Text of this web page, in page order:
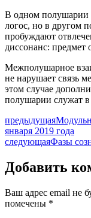
В одном полушарии
логос, но в другом
пробуждают
диссонанс: предмет
Межполушарное
не нарушает связь
этом случае
полушарии служат в
предыдущая
января 2019 года
следующаяФазы
Добавить
Ваш адрес email не
помечены *